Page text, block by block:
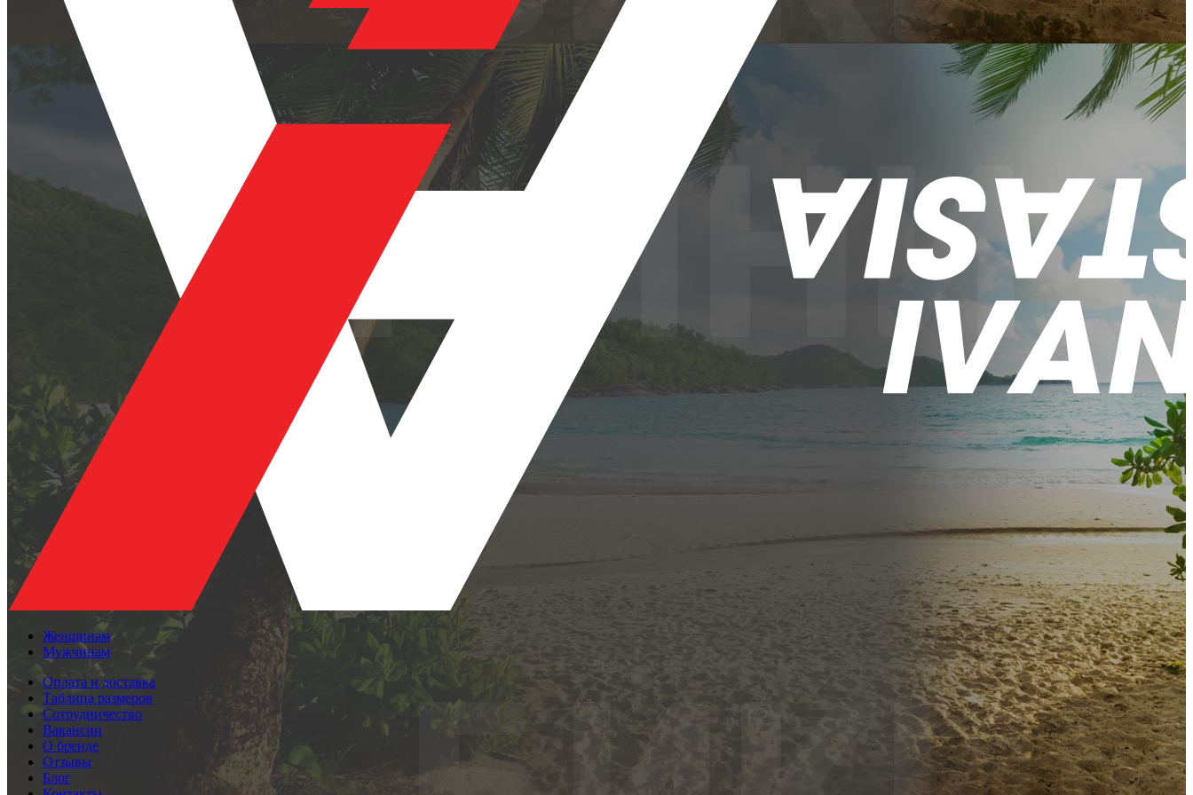
Женщинам
Мужчинам
Оплата и доставка
Таблица размеров
Сотрудничество
Вакансии
О бренде
Отзывы
Блог